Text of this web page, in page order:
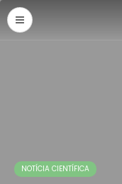
NOTÍCIA CIENTÍFICA